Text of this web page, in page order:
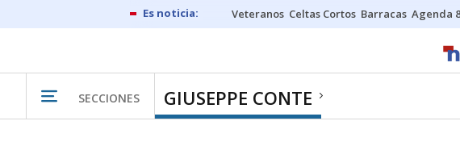
Veteranos Celtas Cortos Barracas Agenda
SECCIONES GIUSEPPE CONTE